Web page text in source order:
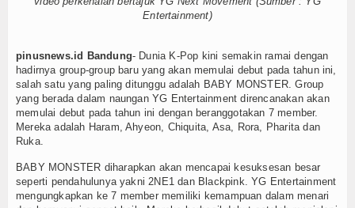
Dunia Islam
Gallery
Agenda
Forum
Register
Liter untuk Warga Krisis Air di Kampung Cibolang
Cianjur Perkuat Data Pembangunan lewat Sinergi dengan
dan Peran BAZNAS Cianjur dalam Membangun Kepercayaan
Bersertifikat Paling Lambat Tiga Tahun ke Depan
Beras CPPD, Perkuat Ketahanan Pangan di 10 Desa Rawan
Cianjur Pulihkan Nasib Dua Warga Sukajadi
IAI Al-Azhary Perkuat Pengabdian kepada Masyarakat
Rohman: LGBT Bukan Perbedaan Tapi Penyimpangan
Entertainment)
pinusnews.id Bandung- Dunia K-Pop kini semakin ramai dengan
hadirnya group-group baru yang akan memulai debut pada tahun ini,
salah satu yang paling ditunggu adalah BABY MONSTER. Group
yang berada dalam naungan YG Entertainment direncanakan akan
memulai debut pada tahun ini dengan beranggotakan 7 member.
Mereka adalah Haram, Ahyeon, Chiquita, Asa, Rora, Pharita dan
Ruka.
BABY MONSTER diharapkan akan mencapai kesuksesan besar
seperti pendahulunya yakni 2NE1 dan Blackpink. YG Entertainment
mengungkapkan ke 7 member memiliki kemampuan dalam menari